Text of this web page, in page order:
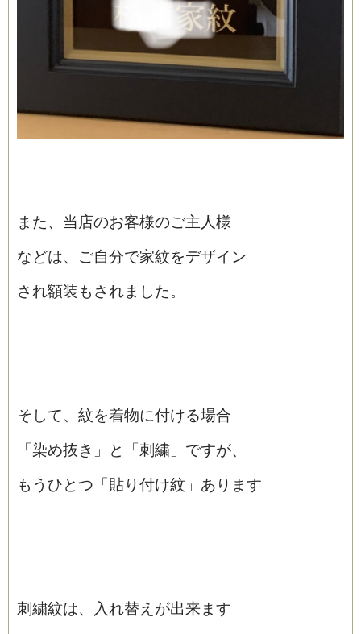
また、当店のお客様のご主人様
などは、ご自分で家紋をデザイン
され額装もされました。
そして、紋を着物に付ける場合
「染め抜き」と「刺繍」ですが、
もうひとつ「貼り付け紋」あります
刺繍紋は、入れ替えが出来ます